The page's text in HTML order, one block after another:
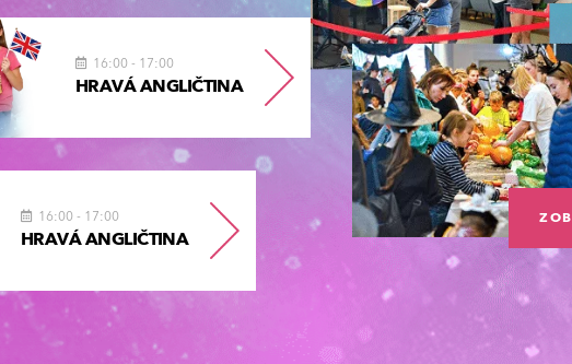
16:00 - 17:00
HRAVÁ ANGLIČTINA
16:00 - 17:00
HRAVÁ ANGLIČTINA